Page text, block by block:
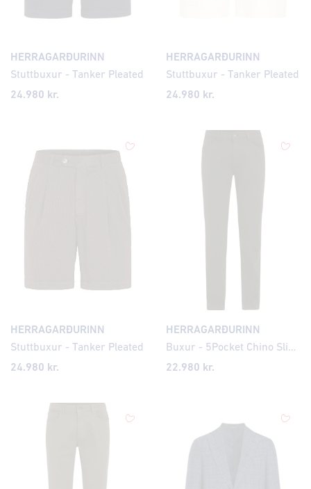
HERRAGARÐURINN
Stuttbuxur - Tanker Pleated
24.980 kr.
HERRAGARÐURINN
Stuttbuxur - Tanker Pleated
24.980 kr.
HERRAGARÐURINN
Stuttbuxur - Tanker Pleated
24.980 kr.
HERRAGARÐURINN
Buxur - 5Pocket Chino Slim Fit
22.980 kr.